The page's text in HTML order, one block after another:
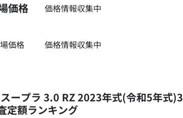
価格 価格情報収集中
価格 価格情報収集中
スープラ 3.0 RZ 2023年式(令和5年式
定額ランキング